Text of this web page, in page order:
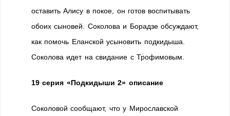
оставить Алису в покое, он готов воспитывать
обоих сыновей. Соколова и Борадзе обсуждают,
как помочь Еланской усыновить подкидыша.
Соколова идет на свидание с Трофимовым.
19 серия «Подкидыши 2» описание
Соколовой сообщают, что у Мирославской